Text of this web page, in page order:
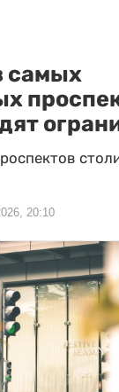
самых
20:10